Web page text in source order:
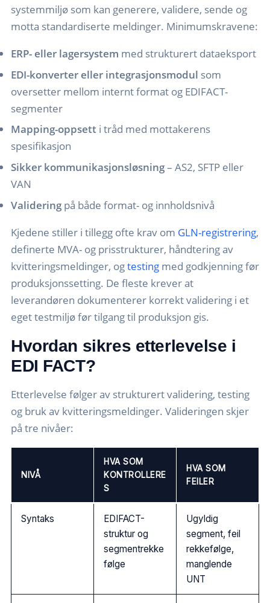
systemmiljø som kan generere, validere, sende og
motta standardiserte meldinger. Minimumskravene:
ERP- eller lagersystem med strukturert dataeksport
EDI-konverter eller integrasjonsmodul som
oversetter mellom internt format og EDIFACT-
segmenter
Mapping-oppsett i tråd med mottakerens
spesifikasjon
Sikker kommunikasjonsløsning– AS2, SFTP eller
VAN
Validering på både format- og innholdsnivå
Kjedene stiller i tillegg ofte krav om GLN-registrering,
definerte MVA- og prisstrukturer, håndtering av
kvitteringsmeldinger, ogtesting med godkjenning før
produksjonssetting. De fleste krever at
leverandøren dokumenterer korrekt validering i et
eget testmiljø før tilgang til produksjon gis.
Hvordan sikres etterlevelse i
EDI FACT?
Etterlevelse følger av strukturert validering, testing
og bruk av kvitteringsmeldinger. Valideringen skjer
på tre nivåer:
NIVÅ
HVA SOM
KONTROLLERE
S
HVA SOM
FEILER
Syntaks
EDIFACT-
struktur og
segmentrekke
følge
Ugyldig
segment, feil
rekkefølge,
manglende
UNT